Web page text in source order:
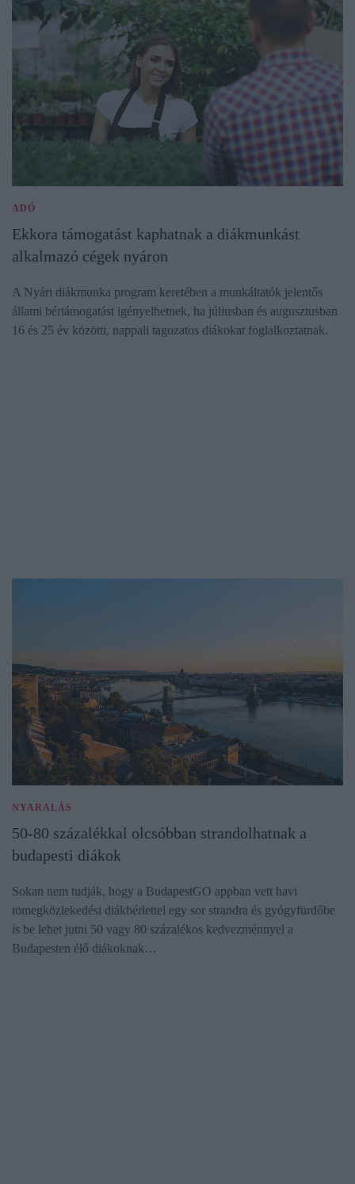
ADÓ
Ekkora támogatást kaphatnak a diákmunkást
alkalmazó cégek nyáron
A Nyári diákmunka program keretében a munkáltatók jelentős
állami bértámogatást igényelhetnek, ha júliusban és augusztusban
16 és 25 év közötti, nappali tagozatos diákokat foglalkoztatnak.
NYARALÁS
50-80 százalékkal olcsóbban strandolhatnak a
budapesti diákok
Sokan nem tudják, hogy a BudapestGO appban vett havi
tömegközlekedési diákbérlettel egy sor strandra és gyógyfürdőbe
is be lehet jutni 50 vagy 80 százalékos kedvezménnyel a
Budapesten élő diákoknak…